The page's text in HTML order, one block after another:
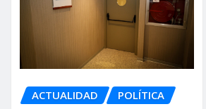
ACTUALIDAD POLÍTICA